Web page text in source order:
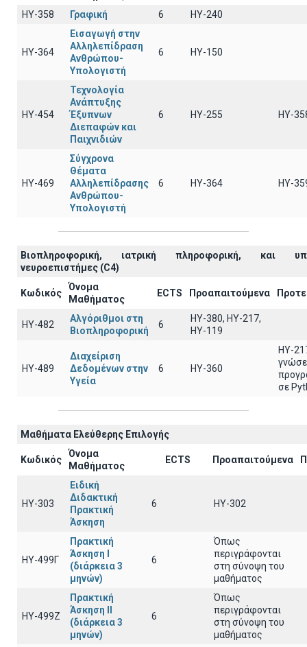
ΗΥ-358 Γραφική 6 HY-240
ΗΥ-364
Εισαγωγή στην
Αλληλεπίδραση
Ανθρώπου-
Υπολογιστή
6 ΗΥ-150
ΗΥ-454
Τεχνολογία
Ανάπτυξης
Έξυπνων
Διεπαφών και
Παιχνιδιών
6 ΗΥ-255 ΗΥ-
ΗΥ-469
Σύγχρονα
Θέματα
Αλληλεπίδρασης
Ανθρώπου-
Υπολογιστή
6 ΗΥ-364 ΗΥ-
Βιοπληροφορική, ιατρική πληροφορική, και
νευροεπιστήμες (C4)
Κωδικός
Όνομα
Μαθήματος
ECTS Προαπαιτούμενα
ΗΥ-482
Αλγόριθμοι στη
Βιοπληροφορική
6
HY-380, HY-217,
HY-119
ΗΥ-489
Διαχείριση
Δεδομένων στην
Υγεία
6 ΗΥ-360
ΗΥ-
σε
Μαθήματα Ελεύθερης Επιλογής
Κωδικός
Όνομα
Μαθήματος
ECTS Προαπαιτούμενα
ΗΥ-303
Ειδική
Διδακτική
Πρακτική
Άσκηση
6 ΗΥ-302
ΗΥ-499Γ
Πρακτική
Άσκηση Ι
(διάρκεια 3
μηνών)
6
Όπως
περιγράφονται
στη σύνοψη του
μαθήματος
ΗΥ-499Ζ
Πρακτική
Άσκηση ΙΙ
(διάρκεια 3
μηνών)
6
Όπως
περιγράφονται
στη σύνοψη του
μαθήματος